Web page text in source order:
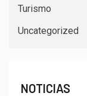
Turismo
Uncategorized
NOTICIAS